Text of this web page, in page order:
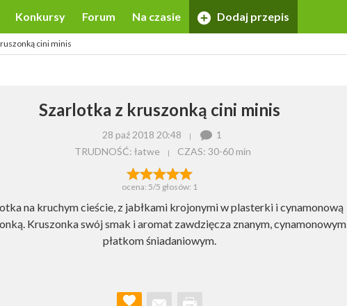
Konkursy Forum Na czasie Dodaj przepis
cini minis
Szarlotka z kruszonką cini minis
28 paź 2018 20:48
1
TRUDNOŚĆ: łatwe
CZAS: 30-60 min
ocena: 5/5 głosów: 1
na kruchym cieście, z jabłkami krojonymi w plasterki i cynamonową
Kruszonka swój smak i aromat zawdzięcza znanym, cynamonowym
płatkom śniadaniowym.